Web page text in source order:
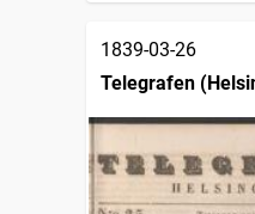
1839-03-26
Telegrafen